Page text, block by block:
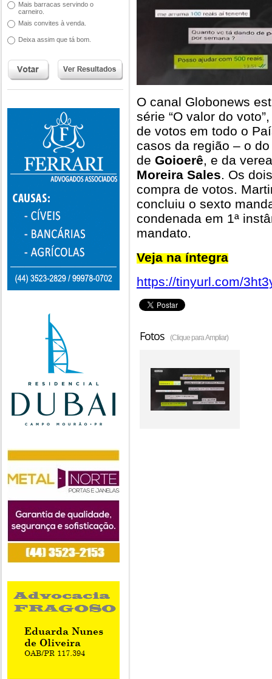
Mais barracas servindo o
carneiro.
Mais convites à venda.
Deixa assim que tá bom.
O canal Globonews
série “O valor do
de votos em todo o
casos da região – o
de Goioerê, e da
Moreira Sales. Os
compra de votos.
concluiu o sexto
condenada em 1ª
mandato.
Veja na íntegra
https://tinyurl.com/
Fotos (Clique para Ampliar)